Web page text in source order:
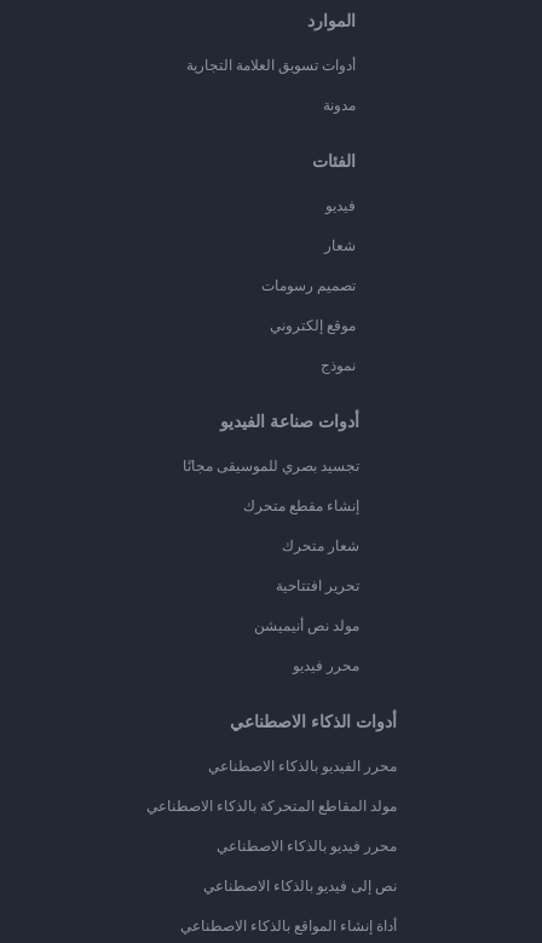
الموارد
أدوات تسويق العلامة التجارية
مدونة
الفئات
فيديو
شعار
تصميم رسومات
موقع إلكتروني
نموذج
أدوات صناعة الفيديو
تجسيد بصري للموسيقى مجانًا
إنشاء مقطع متحرك
شعار متحرك
تحرير افتتاحية
مولد نص أنيميشن
محرر فيديو
أدوات الذكاء الاصطناعي
محرر الفيديو بالذكاء الاصطناعي
مولد المقاطع المتحركة بالذكاء الاصطناعي
محرر فيديو بالذكاء الاصطناعي
نص إلى فيديو بالذكاء الاصطناعي
أداة إنشاء المواقع بالذكاء الاصطناعي